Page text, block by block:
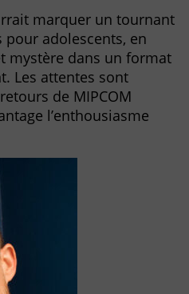
marquer un tournant
pour adolescents, en
mystère dans un format
Les attentes sont
de MIPCOM
l’enthousiasme